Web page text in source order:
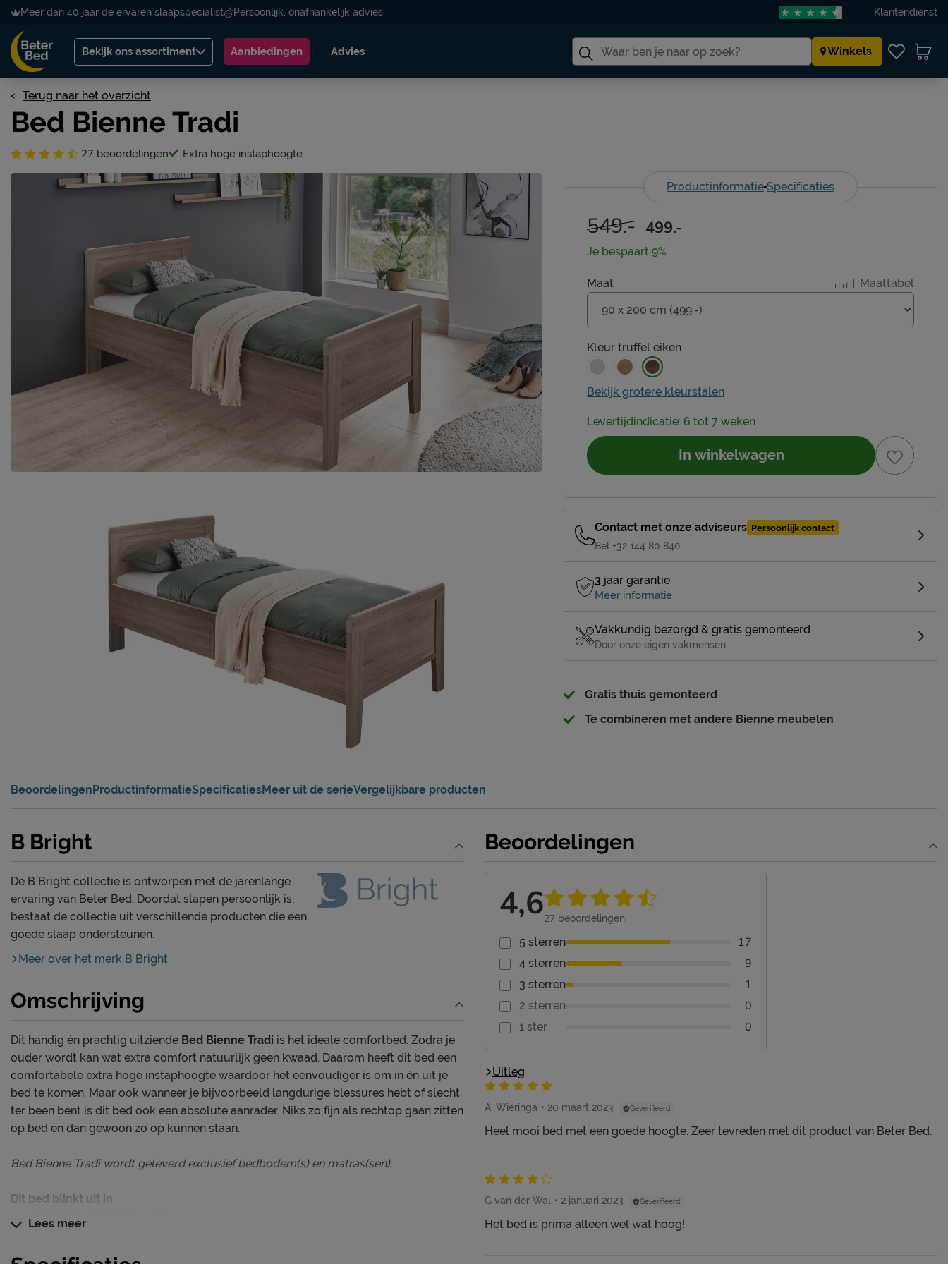
Meer dan 40 jaar dé ervaren slaapspecialist Persoonlijk, onafhankelijk advies Klantendienst
Bekijk ons assortiment Aanbiedingen Advies Winkels
Terug naar het overzicht
Bed Bienne Tradi
27 beoordelingen Extra hoge instaphoogte
Productinformatie Specificaties
Maattabel
Maat
Kleur truffel eiken
Bekijk grotere kleurstalen
549.- 499.-
Je bespaart 9%
Levertijdindicatie: 6 tot 7 weken
In winkelwagen
Contact met onze adviseurs Persoonlijk contact
Bel +32 144 80 840
3 jaar garantie
Meer informatie
Vakkundig bezorgd & gratis gemonteerd
Door onze eigen vakmensen
Gratis thuis gemonteerd
Te combineren met andere Bienne meubelen
Beoordelingen ProductinformatieSpecificatiesMeer uit de serieVergelijkbare producten
Beoordelingen
4,627 beoordelingen
5 sterren 17
4 sterren 9
3 sterren 1
2 sterren 0
1 ster 0
Uitleg
A. Wieringa 20 maart 2023 Geverifieerd
Heel mooi bed met een goede hoogte. Zeer tevreden met dit product van Beter Bed.
G van der Wal 2 januari 2023 Geverifieerd
Het bed is prima alleen wel wat hoog!
B Bright
De B Bright collectie is ontworpen met de jarenlange
ervaring van Beter Bed. Doordat slapen persoonlijk is,
bestaat de collectie uit verschillende producten die een
goede slaap ondersteunen.
Meer over het merk B Bright
Omschrijving
Dit handig én prachtig uitziende Bed Bienne Tradi is het ideale comfortbed. Zodra je
ouder wordt kan wat extra comfort natuurlijk geen kwaad. Daarom heeft dit bed een
comfortabele extra hoge instaphoogte waardoor het eenvoudiger is om in én uit je
bed te komen. Maar ook wanneer je bijvoorbeeld langdurige blessures hebt of slecht
ter been bent is dit bed ook een absolute aanrader. Niks zo fijn als rechtop gaan zitten
op bed en dan gewoon zo op kunnen staan.
Bed Bienne Tradi wordt geleverd exclusief bedbodem(s) en matras(sen).
Dit bed blinkt uit in
Lees meer